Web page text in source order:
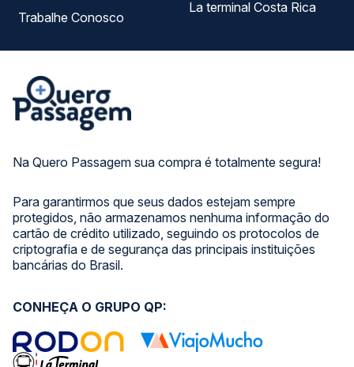
Na Quero Passagem sua compra é totalmente segura!
Para garantirmos que seus dados estejam sempre
protegidos, não armazenamos nenhuma informação do
cartão de crédito utilizado, seguindo os protocolos de
criptografia e de segurança das principais instituições
bancárias do Brasil.
Trabalhe Conosco
La terminal Costa Rica
CONHEÇA O GRUPO QP: